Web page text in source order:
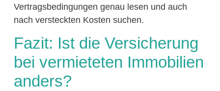
Vertragsbedingungen genau lesen und auch
nach versteckten Kosten suchen.
Fazit: Ist die Versicherung
bei vermieteten Immobilien
anders?